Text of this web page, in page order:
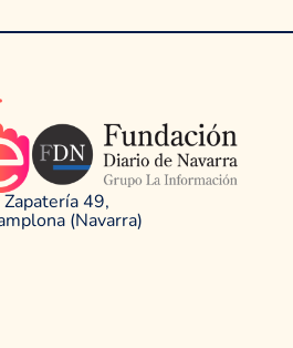
49,
(Navarra)